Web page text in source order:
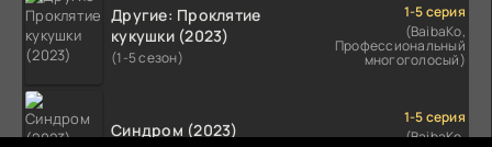
Другие: Проклятие
кукушки (2023)
(1-5 сезон)
1-5 серия
(BaibaKo,
Профессиональный
многоголосый)
Синдром (2023)
1-5 серия
(BaibaKo,